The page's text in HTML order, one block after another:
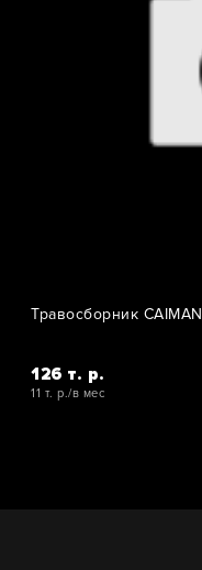
Травосборник CAIMAN
126 т. р.
11 т. р./в мес